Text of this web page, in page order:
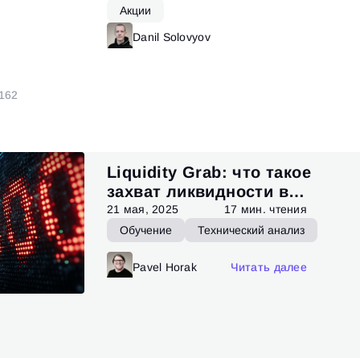
Акции
Danil Solovyov
62
Liquidity Grab: что такое
захват ликвидности в
трейдинге
21 мая, 2025
17 мин. чтения
Обучение
Технический анализ
Pavel Horak Читать далее